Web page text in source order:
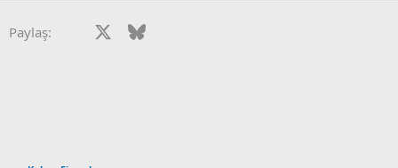
Paylaş: Facebook Bluesky